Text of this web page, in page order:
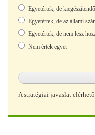
Egyetértek, de
Egyetértek, de az állami
Egyetértek, de nem lesz
Nem értek egyet
A stratégiai javaslat elérhető